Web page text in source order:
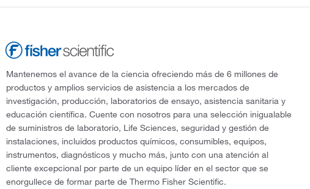
Mantenemos el avance de la ciencia ofreciendo más de 6 millones de
productos y amplios servicios de asistencia a los mercados de
investigación, producción, laboratorios de ensayo, asistencia sanitaria y
educación científica. Cuente con nosotros para una selección inigualable
de suministros de laboratorio, Life Sciences, seguridad y gestión de
instalaciones, incluidos productos químicos, consumibles, equipos,
instrumentos, diagnósticos y mucho más, junto con una atención al
cliente excepcional por parte de un equipo líder en el sector que se
enorgullece de formar parte de Thermo Fisher Scientific.